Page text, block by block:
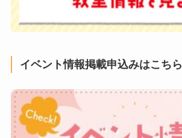
イベント情報掲載申込みはこちら